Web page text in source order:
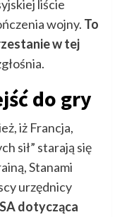
liście
wojny. To
w tej
do gry
iż Francja,
sił” starają się
Stanami
urzędnicy
dotycząca